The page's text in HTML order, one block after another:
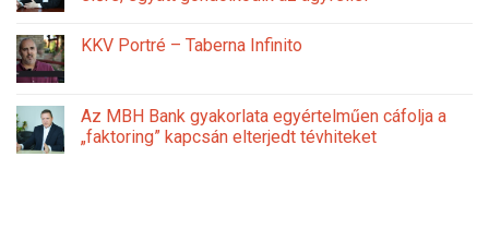
KKV Portré – Taberna Infinito
Az MBH Bank gyakorlata egyértelműen cáfolja a
„faktoring” kapcsán elterjedt tévhiteket